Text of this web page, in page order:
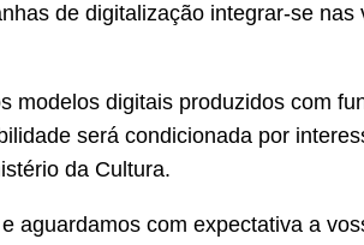
de digitalização integrar-se
modelos digitais produzidos com
será condicionada por
da Cultura.
aguardamos com expectativa a